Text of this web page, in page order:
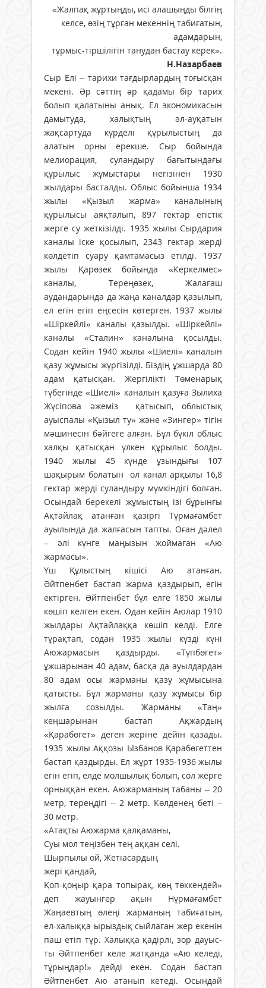
«Жалпақ жұртыңды, исі алашыңды білгің
келсе, өзің тұрған мекеннің табиғатын,
адамдарын,
тұрмыс-тіршілігін танудан бастау керек».
Н.Назарбаев
Сыр Елі – тарихи тағдырлардың тоғысқан
мекені. Әр сәттің әр қадамы бір тарих
болып қалатыны анық. Ел экономикасын
дамытуда, халықтың әл-ауқатын
жақсартуда күрделі құ­ры­лыстың да
алатын орны ерекше. Сыр бойында
мелиорация, суландыру бағытындағы
құрылыс жұмыстары негізінен 1930
жылдары басталды. Облыс бойынша 1934
жылы «Қызыл жарма» каналының
құрылысы аяқталып, 897 гектар егістік
жерге су жеткізілді. 1935 жылы Сырдария
каналы іске қосылып, 2343 гектар жерді
көлдетіп суару қамтамасыз етілді. 1937
жылы Қарөзек бойында «Керкелмес»
каналы, Тереңөзек, Жалағаш
аудандарында да жаңа каналдар қазылып,
ел егін егіп еңсесін көтерген. 1937 жылы
«Шіркейлі» каналы қазылды. «Шіркейлі»
каналы «Сталин» каналына қосылды.
Содан кейін 1940 жылы «Шиелі» каналын
қазу жұмысы жүргізілді. Біздің ұжшарда 80
адам қатысқан. Жергілікті Төменарық
түбегінде «Шиелі» каналын қазуға Зылиха
Жүсіпова әжеміз қатысып, облыстық
ауыспалы «Қызыл ту» және «Зингер» тігін
мәшинесін бәйгеге алған. Бұл бүкіл облыс
халқы қатысқан үлкен құрылыс болды.
1940 жылы 45 күнде ұзындығы 107
шақырым болатын ол канал арқылы 16,8
гектар жерді суландыру мүмкіндігі болған.
Осындай берекелі жұмыстың ізі бұрынғы
Ақтайлақ атанған қазіргі Тұрмағамбет
ауылында да жалғасын тапты. Оған дәлел
– әлі күнге маңызын жоймаған «Аю
жармасы».
Үш Құлыстың кішісі Аю атанған.
Әйтпенбет бастап жарма қаздырып, егін
ектірген. Әйтпенбет бұл елге 1850 жы­лы
көшіп келген екен. Одан кейін Аюлар 1910
жылдары Ақтайлаққа көшіп келді. Елге
тұрақтап, содан 1935 жылы күзді күні
Аюжармасын қаздырды. «Түпбөгет»
ұжшарынан 40 адам, басқа да ауылдардан
80 адам осы жарманы қазу жұмысына
қатысты. Бұл жарманы қазу жұмысы бір
жылға созылды. Жарманы «Таң»
кеңшарынан бастап Ақжардың
«Қарабөгет» деген жеріне дейін қазады.
1935 жылы Аққозы Ызбанов Қарабөгеттен
бастап қаздырды. Ел жұрт 1935-1936 жылы
егін егіп, елде молшылық болып, сол жерге
орныққан екен. Аюжарманың табаны – 20
метр, тереңдігі – 2 метр. Көлденең беті –
30 метр.
«Атақты Аюжарма қалқаманы,
Суы мол теңізбен тең аққан селі.
Шырпылы ой, Жетіасардың
жері қандай,
Қоп-қоңыр қара топырақ, көң төккендей»
деп жауынгер ақын Нұрмағамбет
Жаңаевтың өлеңі жарманың табиғатын,
ел-халыққа ырыздық сыйлаған жер екенін
паш етіп тұр. Халыққа қадірлі, зор дауыс­
ты Әйтпенбет келе жатқанда «Аю келеді,
тұрыңдар!» дейді екен. Содан бастап
Әйтпенбет Аю атанып кетеді. Осындай